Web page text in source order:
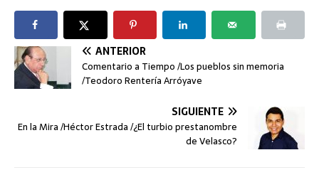
ANTERIOR
Comentario a Tiempo /Los pueblos sin memoria
/Teodoro Rentería Arróyave
SIGUIENTE
En la Mira /Héctor Estrada /¿El turbio prestanombre
de Velasco?